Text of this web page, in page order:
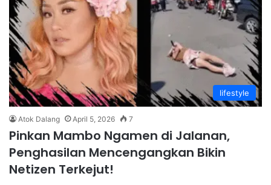
lifestyle
Atok Dalang April 5, 2026 7
Pinkan Mambo Ngamen di Jalanan,
Penghasilan Mencengangkan Bikin
Netizen Terkejut!